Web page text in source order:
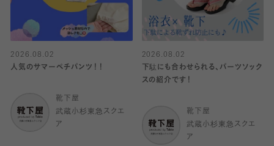
2026.08.02
人気のサマーペチパンツ！！
靴下屋
武蔵小杉東急スクエ
ア
2026.08.02
下駄にも合わせられる、パーツソック
スの紹介です！
靴下屋
武蔵小杉東急スクエ
ア